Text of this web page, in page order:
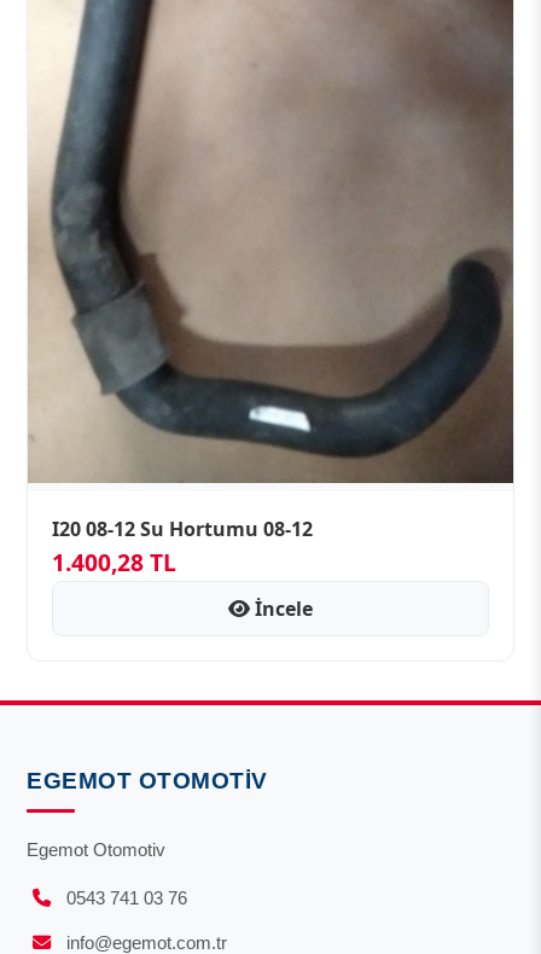
I20 08-12 Su Hortumu 08-12
1.400,28 TL
İncele
EGEMOT OTOMOTIV
Egemot Otomotiv
0543 741 03 76
info@egemot.com.tr